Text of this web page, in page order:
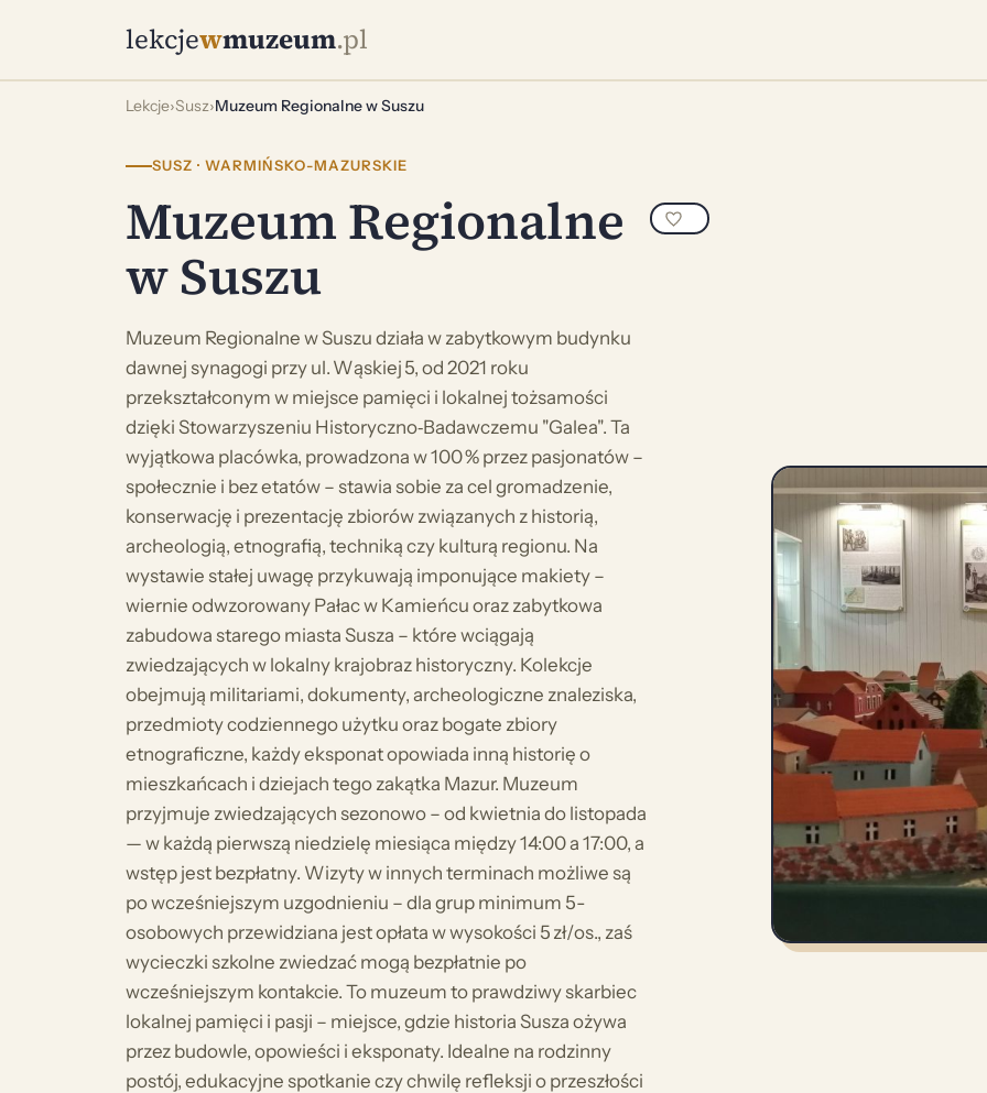
lekcjewmuzeum.pl
Lekcje›Susz›Muzeum Regionalne w Suszu
SUSZ · WARMIŃSKO-MAZURSKIE
Muzeum Regionalne
w Suszu
Muzeum Regionalne w Suszu działa w zabytkowym budynku
dawnej synagogi przy ul. Wąskiej 5, od 2021 roku
przekształconym w miejsce pamięci i lokalnej tożsamości
dzięki Stowarzyszeniu Historyczno‑Badawczemu "Galea". Ta
wyjątkowa placówka, prowadzona w 100 % przez pasjonatów –
społecznie i bez etatów – stawia sobie za cel gromadzenie,
konserwację i prezentację zbiorów związanych z historią,
archeologią, etnografią, techniką czy kulturą regionu. Na
wystawie stałej uwagę przykuwają imponujące makiety –
wiernie odwzorowany Pałac w Kamieńcu oraz zabytkowa
zabudowa starego miasta Susza – które wciągają
zwiedzających w lokalny krajobraz historyczny. Kolekcje
obejmują militariami, dokumenty, archeologiczne znaleziska,
przedmioty codziennego użytku oraz bogate zbiory
etnograficzne, każdy eksponat opowiada inną historię o
mieszkańcach i dziejach tego zakątka Mazur. Muzeum
przyjmuje zwiedzających sezonowo – od kwietnia do listopada
— w każdą pierwszą niedzielę miesiąca między 14:00 a 17:00, a
wstęp jest bezpłatny. Wizyty w innych terminach możliwe są
po wcześniejszym uzgodnieniu – dla grup minimum 5-
osobowych przewidziana jest opłata w wysokości 5 zł/os., zaś
wycieczki szkolne zwiedzać mogą bezpłatnie po
wcześniejszym kontakcie. To muzeum to prawdziwy skarbiec
lokalnej pamięci i pasji – miejsce, gdzie historia Susza ożywa
przez budowle, opowieści i eksponaty. Idealne na rodzinny
postój, edukacyjne spotkanie czy chwilę refleksji o przeszłości